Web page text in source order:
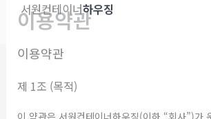
서원컨테이너하우징
이용약관
이용약관
제 1조 (목적)